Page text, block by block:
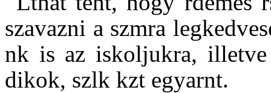
szavazni a szmra
nk is az iskoljukra,
dikok, szlk kzt egyarnt.